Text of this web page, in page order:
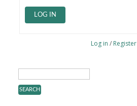
LOG IN
Log in / Register